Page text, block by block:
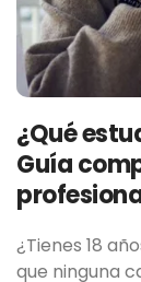
¿Qué
Guía
¿Tienes 18
que ninguna